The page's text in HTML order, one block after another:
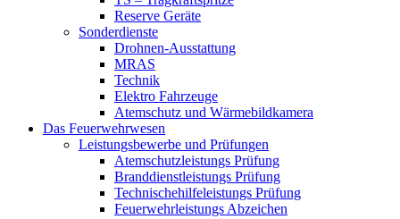
Reserve Geräte
Sonderdienste
Drohnen-Ausstattung
MRAS
Technik
Elektro Fahrzeuge
Atemschutz und Wärmebildkamera
Das Feuerwehrwesen
Leistungsbewerbe und Prüfungen
Atemschutzleistungs Prüfung
Branddienstleistungs Prüfung
Technischehilfeleistungs Prüfung
Feuerwehrleistungs Abzeichen